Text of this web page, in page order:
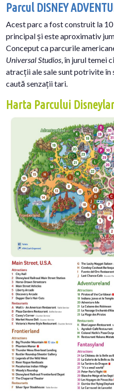
Parcul DISNEY
Acest parc a fost construit la
principal și este aproximativ
Conceput ca parcurile
Universal Studios, în jurul temei
atracții ale sale sunt potrivite în
caută senzații tari.
Harta Parcului